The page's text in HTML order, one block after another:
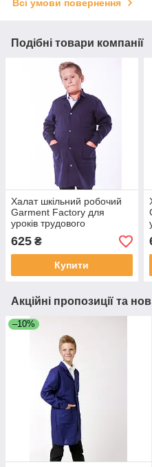
Всі умови повернення
Подібні товари компанії
Халат шкільний робочий
Garment Factory для
уроків трудового
навчання, халат на
працю, тканина саржа,
колір синій, 40 розмір
625 ₴
Купити
Акційні пропозиції та
–10%